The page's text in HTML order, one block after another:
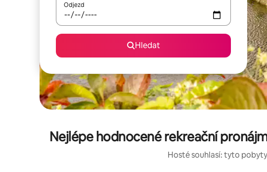
Odjezd
Hledat
Nejlépe hodnocené rekreační
Hosté souhlasí: tyto